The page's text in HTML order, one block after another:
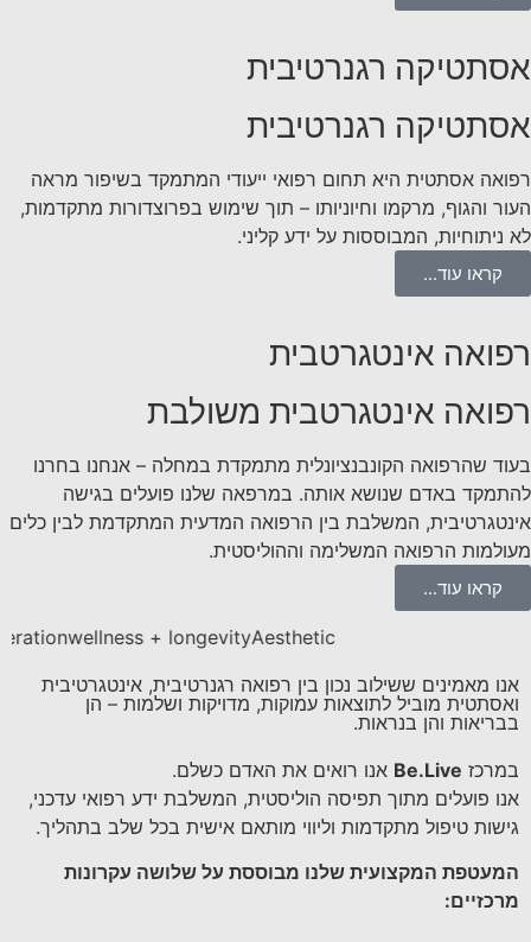
אסתטיקה רגנרטיבית
אסתטיקה רגנרטיבית
רפואה אסתטית היא תחום רפואי ייעודי המתמקד בשיפור מראה
העור והגוף, מרקמו וחיוניותו – תוך שימוש בפרוצדורות מתקדמות,
לא ניתוחיות, המבוססות על ידע קליני.
קראו עוד...
רפואה אינטגרטבית
רפואה אינטגרטבית משולבת
בעוד שהרפואה הקונבנציונלית מתמקדת במחלה – אנחנו בחרנו
להתמקד באדם שנושא אותה. במרפאה שלנו פועלים בגישה
אינטגרטיבית, המשלבת בין הרפואה המדעית המתקדמת לבין כלים
מעולמות הרפואה המשלימה וההוליסטית.
קראו עוד...
wellness + longevityAesthetic
אנו מאמינים ששילוב נכון בין רפואה רגנרטיבית, אינטגרטיבית
ואסתטית מוביל לתוצאות עמוקות, מדויקות ושלמות – הן
בבריאות והן בנראות.
במרכז Be.Live אנו רואים את האדם כשלם.
אנו פועלים מתוך תפיסה הוליסטית, המשלבת ידע רפואי עדכני,
גישות טיפול מתקדמות וליווי מותאם אישית בכל שלב בתהליך.
המעטפת המקצועית שלנו מבוססת על שלושה עקרונות
מרכזיים: